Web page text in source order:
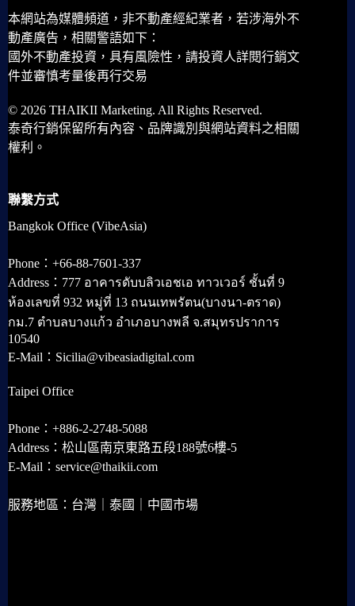
本網站為媒體頻道，非不動產經紀業者，若涉海外不
動產廣告，相關警語如下：
國外不動產投資，具有風險性，請投資人詳閱行銷文
件並審慎考量後再行交易
© 2026 THAIKII Marketing. All Rights Reserved.
泰奇行銷保留所有內容、品牌識別與網站資料之相關
權利。
聯繫方式
Bangkok Office (VibeAsia)
Phone：+66-88-7601-337
Address：777 อาคารดับบลิวเอชเอ ทาวเวอร์ ชั้นที่ 9
ห้องเลขที่ 932 หมู่ที่ 13 ถนนเทพรัตน(บางนา-ตราด)
กม.7 ตำบลบางแก้ว อำเภอบางพลี จ.สมุทรปราการ
10540
E-Mail：Sicilia@vibeasiadigital.com
Taipei Office
Phone：+886-2-2748-5088
Address：松山區南京東路五段188號6樓-5
E-Mail：service@thaikii.com
服務地區：台灣｜泰國｜中國市場